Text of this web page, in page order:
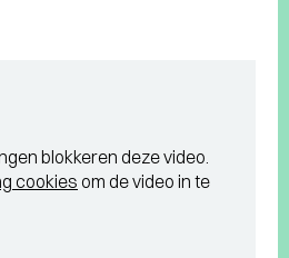
blokkeren deze video.
cookies om de video in te